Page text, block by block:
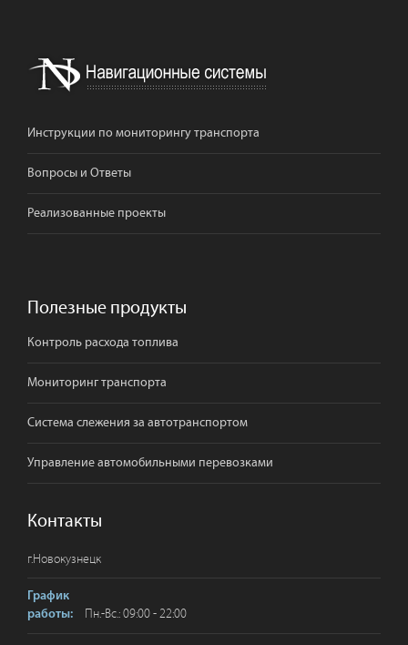
Инструкции по мониторингу транспорта
Вопросы и Ответы
Реализованные проекты
Полезные продукты
Контроль расхода топлива
Мониторинг транспорта
Система слежения за автотранспортом
Управление автомобильными перевозками
Контакты
г.Новокузнецк
График
работы:
Пн.-Вс.: 09:00 - 22:00